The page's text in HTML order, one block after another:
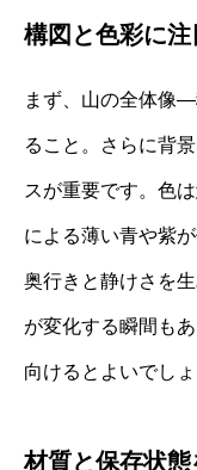
構図と色彩に注
まず、山の全体像
ること。さらに背
スが重要です。色
による薄い青や紫
奥行きと静けさを
が変化する瞬間も
向けるとよいでしょ
材質と保存状